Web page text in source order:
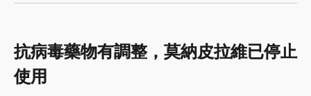
抗病毒藥物有調整，莫納皮拉維已停止
使用